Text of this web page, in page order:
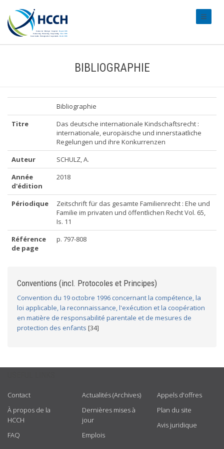
BIBLIOGRAPHIE
Bibliographie
Titre
Das deutsche internationale Kindschaftsrecht :
internationale, europäische und innerstaatliche
Regelungen und ihre Konkurrenzen
Auteur
SCHULZ, A.
Année
d'édition
2018
Périodique
Zeitschrift für das gesamte Familienrecht : Ehe und
Familie im privaten und öffentlichen Recht Vol. 65,
Is. 11
Référence
de page
p. 797-808
Conventions (incl. Protocoles et Principes)
Convention du 19 octobre 1996 concernant la compétence, la
loi applicable, la reconnaissance, l'exécution et la coopération
en matière de responsabilité parentale et de mesures de
protection des enfants [34]
Contact
À propos de la
HCCH
FAQ
Actualités (Archives)
Dernières mises à
jour
Emplois
Appels d'offres
Plan du site
Avis juridique